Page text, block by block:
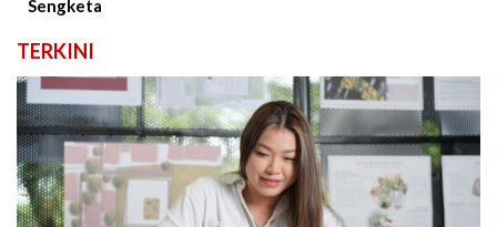
Sengketa
TERKINI